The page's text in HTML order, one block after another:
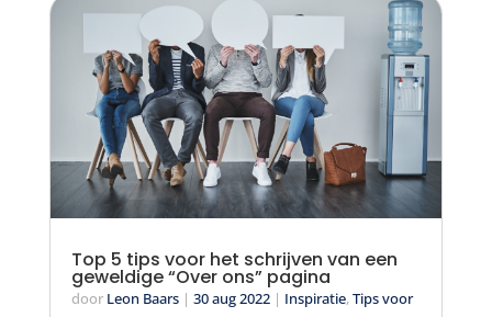
Top 5 tips voor het schrijven van een
geweldige “Over ons” pagina
door Leon Baars| 30 aug 2022| Inspiratie,Tips voor